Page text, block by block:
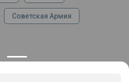
Советская Армия